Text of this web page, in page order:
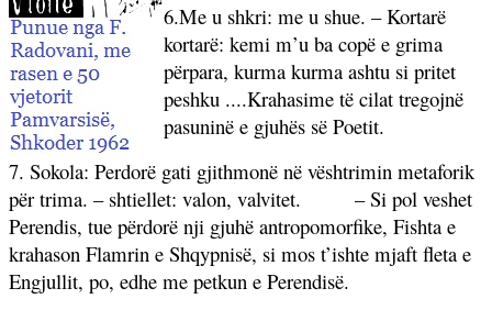
6.Me u shkri: me u shue. – Kortarë
kortarë: kemi m’u ba copë e grima
përpara, kurma kurma ashtu si pritet
peshku ....Krahasime të cilat tregojnë
pasuninë e gjuhës së Poetit.
7. Sokola: Perdorë gati gjithmonë në vështrimin metaforik
për trima. – shtiellet: valon, valvitet.
– Si pol veshet
Perendis, tue përdorë nji gjuhë antropomorfike, Fishta e
krahason Flamrin e Shqypnisë, si mos t’ishte mjaft fleta e
Engjullit, po, edhe me petkun e Perendisë.